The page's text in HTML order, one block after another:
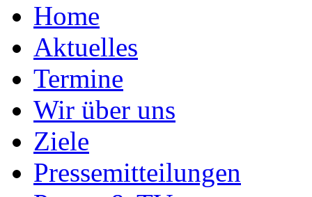
Home
Aktuelles
Termine
Wir über uns
Ziele
Pressemitteilungen